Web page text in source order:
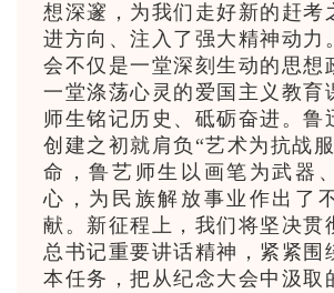
想深邃，为我们走好新的赶考
进方向、注入了强大精神动力
会不仅是一堂深刻生动的思想
一堂涤荡心灵的爱国主义教育
师生铭记历史、砥砺奋进。鲁
创建之初就肩负“艺术为抗战
命，鲁艺师生以画笔为武器
心，为民族解放事业作出了
献。新征程上，我们将坚决贯
总书记重要讲话精神，紧紧围
本任务，把从纪念大会中汲取